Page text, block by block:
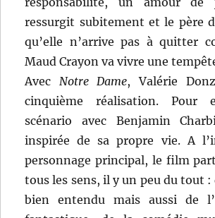
ressurgit subitement et le père
qu’elle n’arrive pas à quitter
Maud Crayon va vivre une
Avec Notre Dame, Valérie
cinquième réalisation. Pour
scénario avec Benjamin
inspirée de sa propre vie. A
personnage principal, le film
tous les sens, il y un peu du tout :
bien entendu mais aussi de